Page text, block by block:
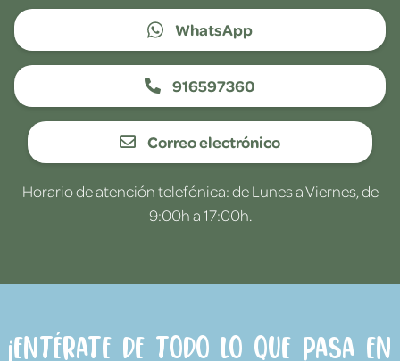
WhatsApp
916597360
Correo electrónico
Horario de atención telefónica: de Lunes a Viernes, de
9:00h a 17:00h.
¡Entérate de todo lo que pasa en